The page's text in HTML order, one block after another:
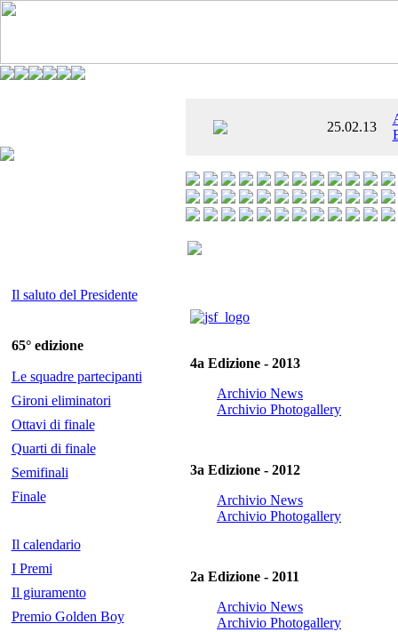
25.02.13
Il saluto del Presidente
65° edizione
Le squadre partecipanti
Gironi eliminatori
Ottavi di finale
Quarti di finale
Semifinali
Finale
Il calendario
I Premi
Il giuramento
Premio Golden Boy
4a Edizione - 2013
Archivio News
Archivio Photogallery
3a Edizione - 2012
Archivio News
Archivio Photogallery
2a Edizione - 2011
Archivio News
Archivio Photogallery